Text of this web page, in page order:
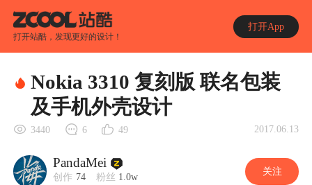
打开站酷，发现更好的设计！
打开App
Nokia 3310 复刻版 联名包装
及手机外壳设计
3440 6 49 2017.06.13
PandaMei
创作 74 粉丝 1.0w 关注